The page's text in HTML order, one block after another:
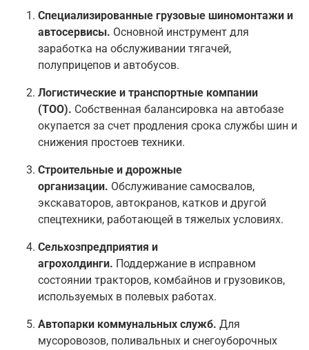
Специализированные грузовые шиномонтажи и
автосервисы. Основной инструмент для
заработка на обслуживании тягачей,
полуприцепов и автобусов.
Логистические и транспортные компании
(ТОО). Собственная балансировка на автобазе
окупается за счет продления срока службы шин и
снижения простоев техники.
Строительные и дорожные
организации. Обслуживание самосвалов,
экскаваторов, автокранов, катков и другой
спецтехники, работающей в тяжелых условиях.
Сельхозпредприятия и
агрохолдинги. Поддержание в исправном
состоянии тракторов, комбайнов и грузовиков,
используемых в полевых работах.
Автопарки коммунальных служб. Для
мусоровозов, поливальных и снегоуборочных